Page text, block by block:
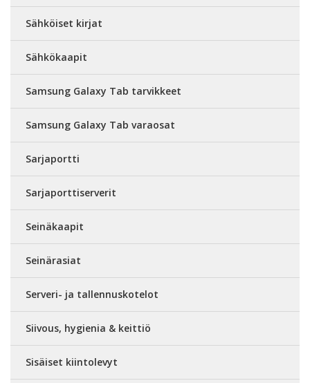
Sähköiset kirjat
Sähkökaapit
Samsung Galaxy Tab tarvikkeet
Samsung Galaxy Tab varaosat
Sarjaportti
Sarjaporttiserverit
Seinäkaapit
Seinärasiat
Serveri- ja tallennuskotelot
Siivous, hygienia & keittiö
Sisäiset kiintolevyt